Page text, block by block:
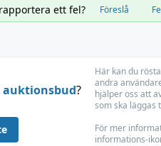
ett fel? Föreslå
auktionsbud?
Här kan du
andra
hjälper oss att
som ska läggas
För mer
informations-